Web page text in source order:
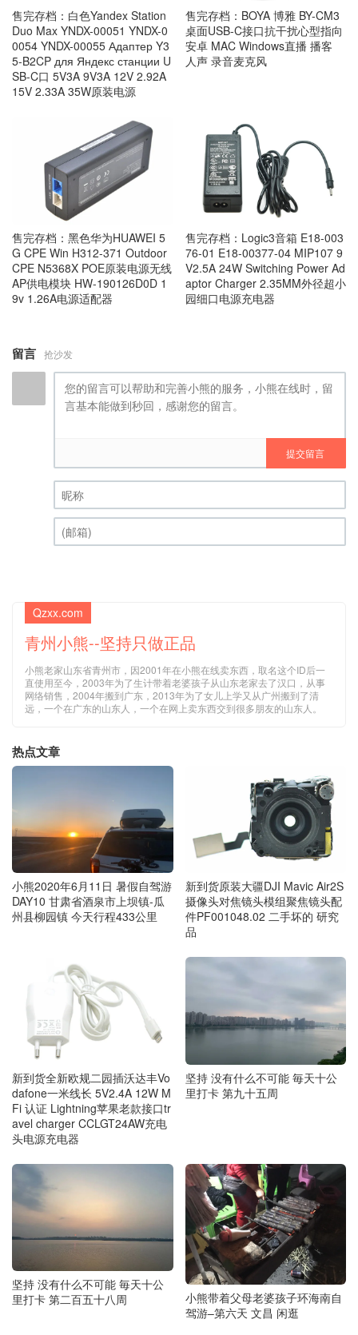
售完存档：白色Yandex Station
Duo Max YNDX-00051 YNDX-0
0054 YNDX-00055 Адаптер Y3
5-B2CP для Яндекс станции U
SB-C口 5V3A 9V3A 12V 2.92A
15V 2.33A 35W原装电源
售完存档：BOYA 博雅 BY-CM3
桌面USB-C接口抗干扰心型指向
安卓 MAC Windows直播 播客
人声 录音麦克风
售完存档：黑色华为HUAWEI 5
G CPE Win H312-371 Outdoor
CPE N5368X POE原装电源无线
AP供电模块 HW-190126D0D 1
9v 1.26A电源适配器
售完存档：Logic3音箱 E18-003
76-01 E18-00377-04 MIP107 9
V2.5A 24W Switching Power Ad
aptor Charger 2.35MM外径超小
园细口电源充电器
留言 抢沙发
提交留言
昵称 (必填)
Qzxx.com
青州小熊--坚持只做正品
小熊老家山东省青州市，因2001年在小熊在线卖东西，取名这个ID后一
直使用至今，2003年为了生计带着老婆孩子从山东老家去了汉口，从事
网络销售，2004年搬到广东，2013年为了女儿上学又从广州搬到了清
远，一个在广东的山东人，一个在网上卖东西交到很多朋友的山东人。
热点文章
小熊2020年6月11日 暑假自驾游
DAY10 甘肃省酒泉市上坝镇-瓜
州县柳园镇 今天行程433公里
新到货原装大疆DJI Mavic Air2S
摄像头对焦镜头模组聚焦镜头配
件PF001048.02 二手坏的 研究
品
新到货全新欧规二园插沃达丰Vo
dafone一米线长 5V2.4A 12W M
Fi 认证 Lightning苹果老款接口tr
avel charger CCLGT24AW充电
头电源充电器
坚持 没有什么不可能 毎天十公
里打卡 第九十五周
坚持 没有什么不可能 毎天十公
里打卡 第二百五十八周
小熊带着父母老婆孩子环海南自
驾游–第六天 文昌 闲逛